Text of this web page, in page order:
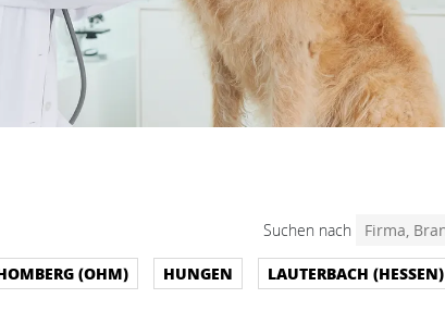
Suchen nach
(OHM) HUNGEN LAUTERBACH (HESSEN)